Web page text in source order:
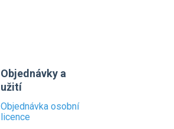
Objednávky a
užití
Objednávka osobní
licence